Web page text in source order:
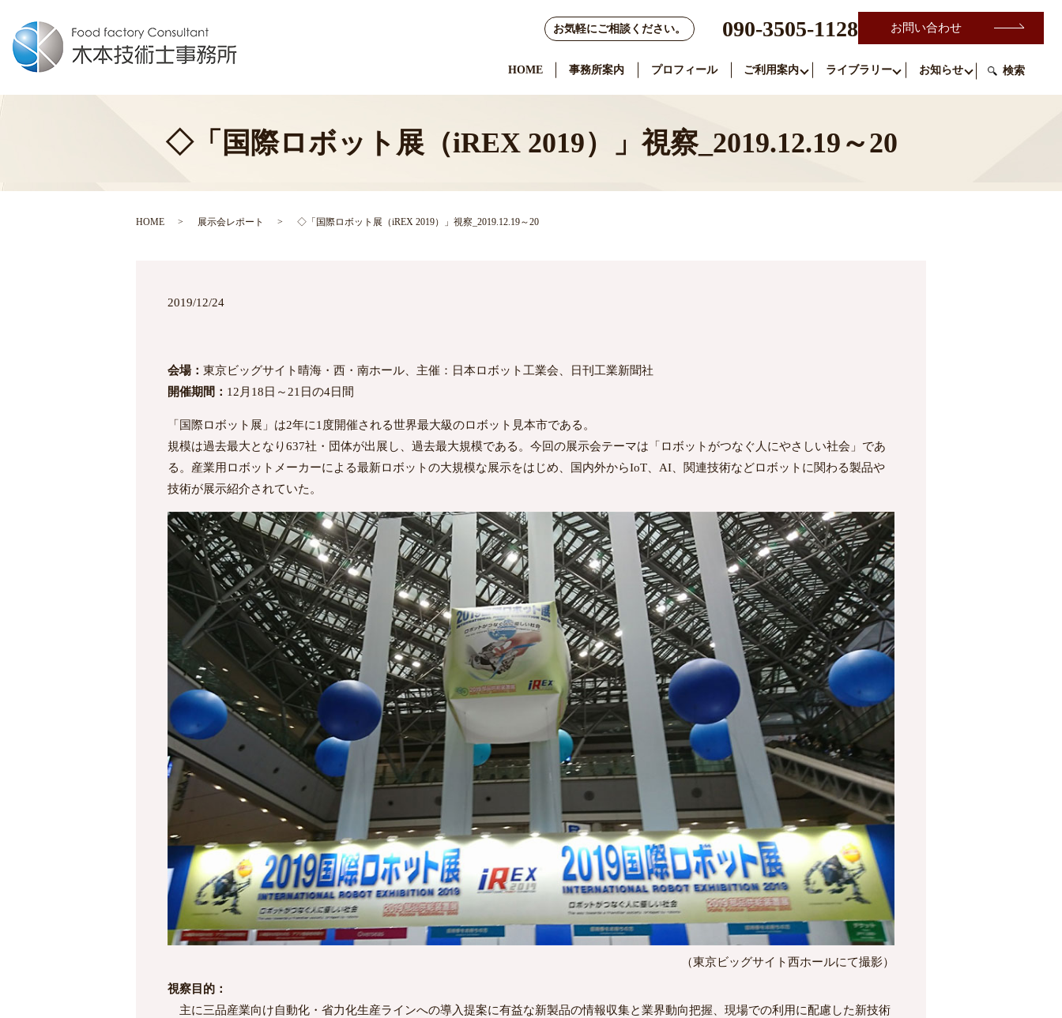
HOME 事務所案内 プロフィール ご利用案内 ライブラリー お知らせ 検索
お気軽にご相談ください。 090-3505-1128 お問い合わせ
◇「国際ロボット展（iREX 2019）」視察_2019.12.19～20
HOME 展示会レポート ◇「国際ロボット展（iREX 2019）」視察_2019.12.19～20
2019/12/24
会場： 東京ビッグサイト晴海・西・南ホール、主催：日本ロボット工業会、日刊工業新聞社
開催期間： 12月18日～21日の4日間
「国際ロボット展」は2年に1度開催される世界最大級のロボット見本市である。
規模は過去最大となり637社・団体が出展し、過去最大規模である。今回の展示会テーマは「ロボットがつなぐ人にやさしい社会」であ
る。産業用ロボットメーカーによる最新ロボットの大規模な展示をはじめ、国内外からIoT、AI、関連技術などロボットに関わる製品や
技術が展示紹介されていた。
（東京ビッグサイト西ホールにて撮影）
視察目的：
主に三品産業向け自動化・省力化生産ラインへの導入提案に有益な新製品の情報収集と業界動向把握、現場での利用に配慮した新技術